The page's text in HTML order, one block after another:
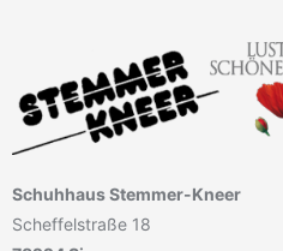
Schuhhaus Stemmer-Kneer
Scheffelstraße 18